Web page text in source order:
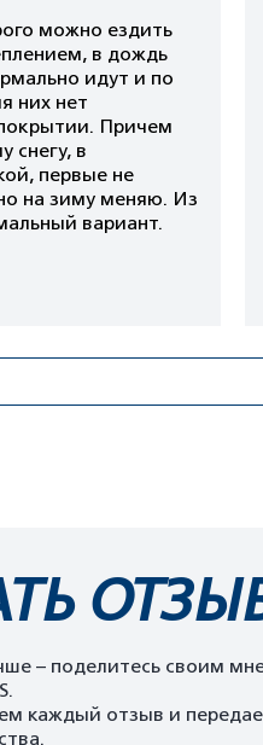
можно ездить
в дождь
идут и по
них нет
Причем
снегу, в
первые не
на зиму меняю. Из
вариант.
– поделитесь своим
каждый отзыв и